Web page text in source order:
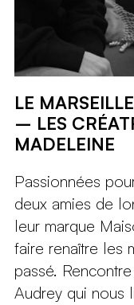
LE
– LES
MADELEINE
Passionnées
deux amies de
leur marque
faire renaître les
passé.
Audrey qui nous